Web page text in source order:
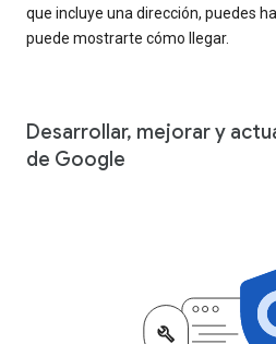
que incluye una dirección, puedes
puede mostrarte cómo llegar.
Desarrollar, mejorar y
de Google